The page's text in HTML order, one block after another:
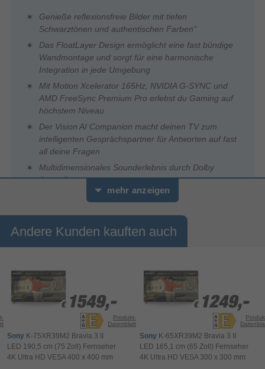
Genieße reflexionsfreie Bilder mit tiefen
Schwarztönen und authentischen Farben"
Das FloatLayer Design ermöglicht eine fast bündige
Wandmontage und sorgt für eine harmonische
Integration in jede Umgebung
Mit Motion Xcelerator 165Hz, NVIDIA G-SYNC und
AMD FreeSync Premium Pro erlebst du Gaming auf
höchstem Niveau
Der Vision AI Companion macht deinen TV zum
intelligenten Gesprächspartner für Antworten auf fast
all deine Fragen
Multidimensionales Sounderlebnis durch Dolby
Atmos®
0
Sekunden
mehr anzeigen
Andere Kunden kauften auch
€ 1549,-
€ 1549,-
Produkt-
Datenblatt
Sony K-75XR39M2 Bravia 3 II
LED 190,5 cm (75 Zoll) Fernseher
4K Ultra HD VESA 400 x 400 mm
€ 1249,-
€ 1249,-
Sony K-65XR39M2 Bravia 3 II
LED 165,1 cm (65 Zoll) Fernseher
4K Ultra HD VESA 300 x 300 mm